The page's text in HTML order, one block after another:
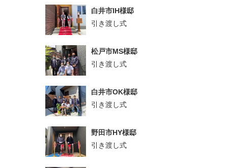
白井市IH様邸
引き渡し式
松戸市MS様邸
引き渡し式
白井市OK様邸
引き渡し式
野田市HY様邸
引き渡し式